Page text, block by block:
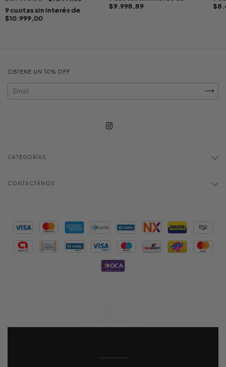
9cuotas sin interés de
$10.999,00
$9.998,89
OBTENE UN 10% OFF
CATEGORÍAS
CONTACTÁNOS